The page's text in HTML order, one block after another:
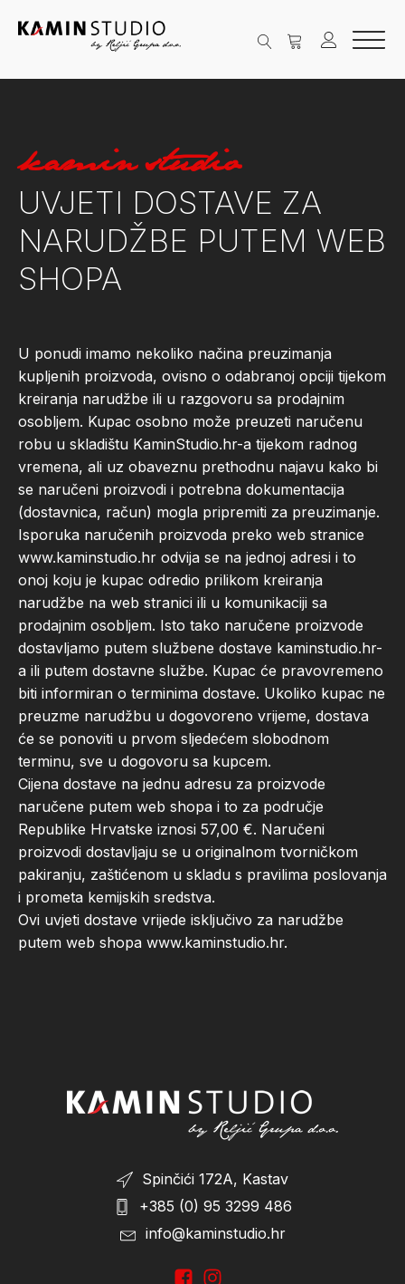
kamin studio
UVJETI DOSTAVE ZA
NARUDŽBE PUTEM WEB
SHOPA
U ponudi imamo nekoliko načina preuzimanja
kupljenih proizvoda, ovisno o odabranoj opciji tijekom
kreiranja narudžbe ili u razgovoru sa prodajnim
osobljem. Kupac osobno može preuzeti naručenu
robu u skladištu KaminStudio.hr-a tijekom radnog
vremena, ali uz obaveznu prethodnu najavu kako bi
se naručeni proizvodi i potrebna dokumentacija
(dostavnica, račun) mogla pripremiti za preuzimanje.
Isporuka naručenih proizvoda preko web stranice
www.kaminstudio.hr odvija se na jednoj adresi i to
onoj koju je kupac odredio prilikom kreiranja
narudžbe na web stranici ili u komunikaciji sa
prodajnim osobljem. Isto tako naručene proizvode
dostavljamo putem službene dostave kaminstudio.hr-
a ili putem dostavne službe. Kupac će pravovremeno
biti informiran o terminima dostave. Ukoliko kupac ne
preuzme narudžbu u dogovoreno vrijeme, dostava
će se ponoviti u prvom sljedećem slobodnom
terminu, sve u dogovoru sa kupcem.
Cijena dostave na jednu adresu za proizvode
naručene putem web shopa i to za područje
Republike Hrvatske iznosi 57,00 €. Naručeni
proizvodi dostavljaju se u originalnom tvorničkom
pakiranju, zaštićenom u skladu s pravilima poslovanja
i prometa kemijskih sredstva.
Ovi uvjeti dostave vrijede isključivo za narudžbe
putem web shopa www.kaminstudio.hr.
Spinčići 172A, Kastav
+385 (0) 95 3299 486
info@kaminstudio.hr